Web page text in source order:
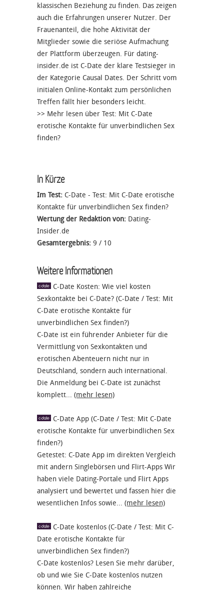
klassischen Beziehung zu finden. Das zeigen
auch die Erfahrungen unserer Nutzer. Der
Frauenanteil, die hohe Aktivität der
Mitglieder sowie die seriöse Aufmachung
der Plattform überzeugen. Für dating-
insider.de ist C-Date der klare Testsieger in
der Kategorie Causal Dates. Der Schritt vom
initialen Online-Kontakt zum persönlichen
Treffen fällt hier besonders leicht.
>> Mehr lesen über Test: Mit C-Date
erotische Kontakte für unverbindlichen Sex
finden?
In Kürze
Im Test: C-Date - Test: Mit C-Date erotische
Kontakte für unverbindlichen Sex finden?
Wertung der Redaktion von: Dating-
Insider.de
Gesamtergebnis: 9 / 10
Weitere Informationen
C-Date Kosten: Wie viel kosten
Sexkontakte bei C-Date? (C-Date / Test: Mit
C-Date erotische Kontakte für
unverbindlichen Sex finden?)
C-Date ist ein führender Anbieter für die
Vermittlung von Sexkontakten und
erotischen Abenteuern nicht nur in
Deutschland, sondern auch international.
Die Anmeldung bei C-Date ist zunächst
komplett... (mehr lesen)
C-Date App (C-Date / Test: Mit C-Date
erotische Kontakte für unverbindlichen Sex
finden?)
Getestet: C-Date App im direkten Vergleich
mit andern Singlebörsen und Flirt-Apps Wir
haben viele Dating-Portale und Flirt Apps
analysiert und bewertet und fassen hier die
wesentlichen Infos sowie... (mehr lesen)
C-Date kostenlos (C-Date / Test: Mit C-
Date erotische Kontakte für
unverbindlichen Sex finden?)
C-Date kostenlos? Lesen Sie mehr darüber,
ob und wie Sie C-Date kostenlos nutzen
können. Wir haben zahlreiche